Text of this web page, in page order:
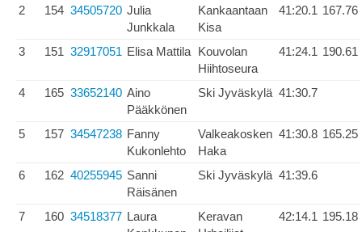
2 154 34505720 Julia
Junkkala
Kankaantaan
Kisa
41:20.1 167.76
3 151 32917051 Elisa Mattila Kouvolan
Hiihtoseura
41:24.1 190.61
4 165 33652140 Aino
Pääkkönen
Ski Jyväskylä 41:30.7
5 157 34547238 Fanny
Kukonlehto
Valkeakosken
Haka
41:30.8 165.25
6 162 40255945 Sanni
Räisänen
Ski Jyväskylä 41:39.6
7 160 34518377 Laura
Keravan
42:14.1 195.18